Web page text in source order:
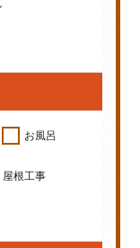
お風呂
屋根工事